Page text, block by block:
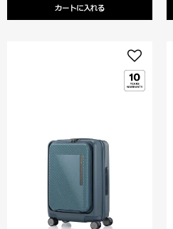
カートに入れる